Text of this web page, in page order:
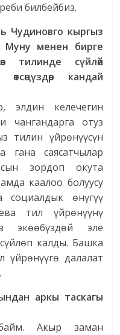
билбейбиз.
Чудиновго кыргыз
Муну менен бирге
тилинде сүйлөй
кандай
элдин келечегин
чангандарга отуз
тилин үйрөнүүсүн
гана саясатчылар
зордоп окута
каалоо болуусу
өнүгүү
тил үйрөнүүнү
экөөбүздөй эле
калды. Башка
үйрөнүүгө далалат
аркы таскагы
Акыр заман